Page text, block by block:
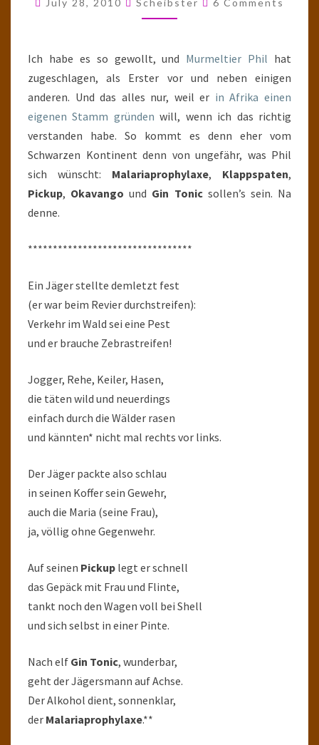
TANGO
OKAVANGO
July 28, 2010 Scheibster 6 Comments
Ich habe es so gewollt, und Murmeltier Phil hat
zugeschlagen, als Erster vor und neben einigen
anderen. Und das alles nur, weil er in Afrika einen
eigenen Stamm gründen will, wenn ich das richtig
verstanden habe. So kommt es denn eher vom
Schwarzen Kontinent denn von ungefähr, was Phil
sich wünscht: Malariaprophylaxe, Klappspaten,
Pickup, Okavango und Gin Tonicsollen’s sein. Na
denne.
*********************************
Ein Jäger stellte demletzt fest
(er war beim Revier durchstreifen):
Verkehr im Wald sei eine Pest
und er brauche Zebrastreifen!
Jogger, Rehe, Keiler, Hasen,
die täten wild und neuerdings
einfach durch die Wälder rasen
und kännten* nicht mal rechts vor links.
Der Jäger packte also schlau
in seinen Koffer sein Gewehr,
auch die Maria (seine Frau),
ja, völlig ohne Gegenwehr.
Auf seinen Pickup legt er schnell
das Gepäck mit Frau und Flinte,
tankt noch den Wagen voll bei Shell
und sich selbst in einer Pinte.
Nach elf Gin Tonic, wunderbar,
geht der Jägersmann auf Achse.
Der Alkohol dient, sonnenklar,
der Malariaprophylaxe.**